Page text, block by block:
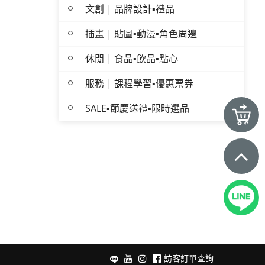
文創 | 品牌設計▪禮品
插畫 | 貼圖▪動漫▪角色周邊
休閒 | 食品▪飲品▪點心
服務 | 課程學習▪優惠票券
SALE▪節慶送禮▪限時選品
訪客訂單查詢